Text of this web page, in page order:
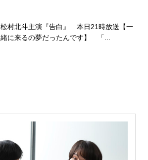
松村北斗主演『告白』 本日21時放送【一
緒に来るの夢だったんです】 「...